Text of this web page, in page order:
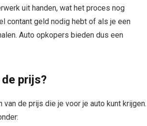
uit handen, wat het proces nog
contant geld nodig hebt of als je een
Auto opkopers bieden dus een
prijs?
de prijs die je voor je auto kunt krijgen.